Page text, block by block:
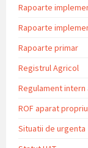
Rapoarte
Rapoarte
Rapoarte primar
Registrul Agricol
Regulament
ROF aparat
Situatii de urgenta